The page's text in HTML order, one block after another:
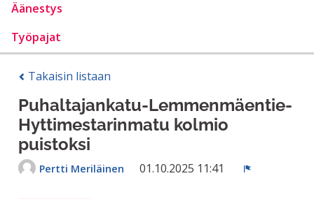
Äänestys
Työpajat
Takaisin listaan
Puhaltajankatu-Lemmenmäentie-
Hyttimestarinmatu kolmio
puistoksi
Pertti Meriläinen 01.10.2025 11:41